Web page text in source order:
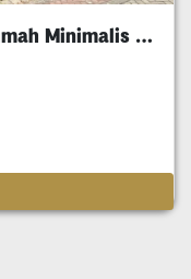
Termurah Citraland Utama Rumah Minimalis 5M An